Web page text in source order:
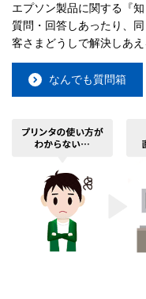
エプソン製品に関する『
質問・回答しあったり、
客さまどうしで解決しあ
なんでも質問箱